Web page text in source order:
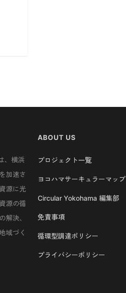
、横浜
加速さ
源に光
源の循
解決、
域づく
ABOUT US
プロジェクト一覧
ヨコハマサーキュラーマップ
Circular Yokohama 編集部
免責事項
循環型調達ポリシー
プライバシーポリシー